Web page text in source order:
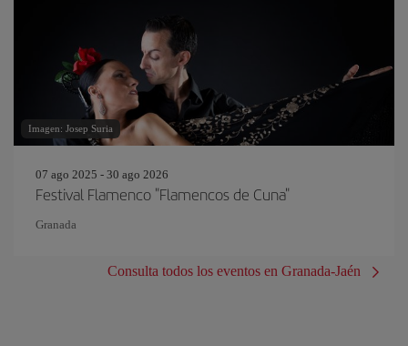
Imagen: Josep Suria
07 ago 2025 - 30 ago 2026
Festival Flamenco "Flamencos de Cuna"
Granada
Consulta todos los eventos en Granada-Jaén